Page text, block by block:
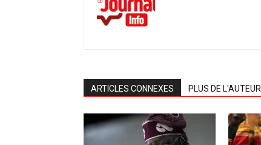
ARTICLES CONNEXES PLUS DE L'AUTEUR